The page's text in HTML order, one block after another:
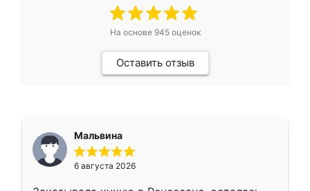
На основе 945оценок
Оставить отзыв
Мальвина
6 августа 2026